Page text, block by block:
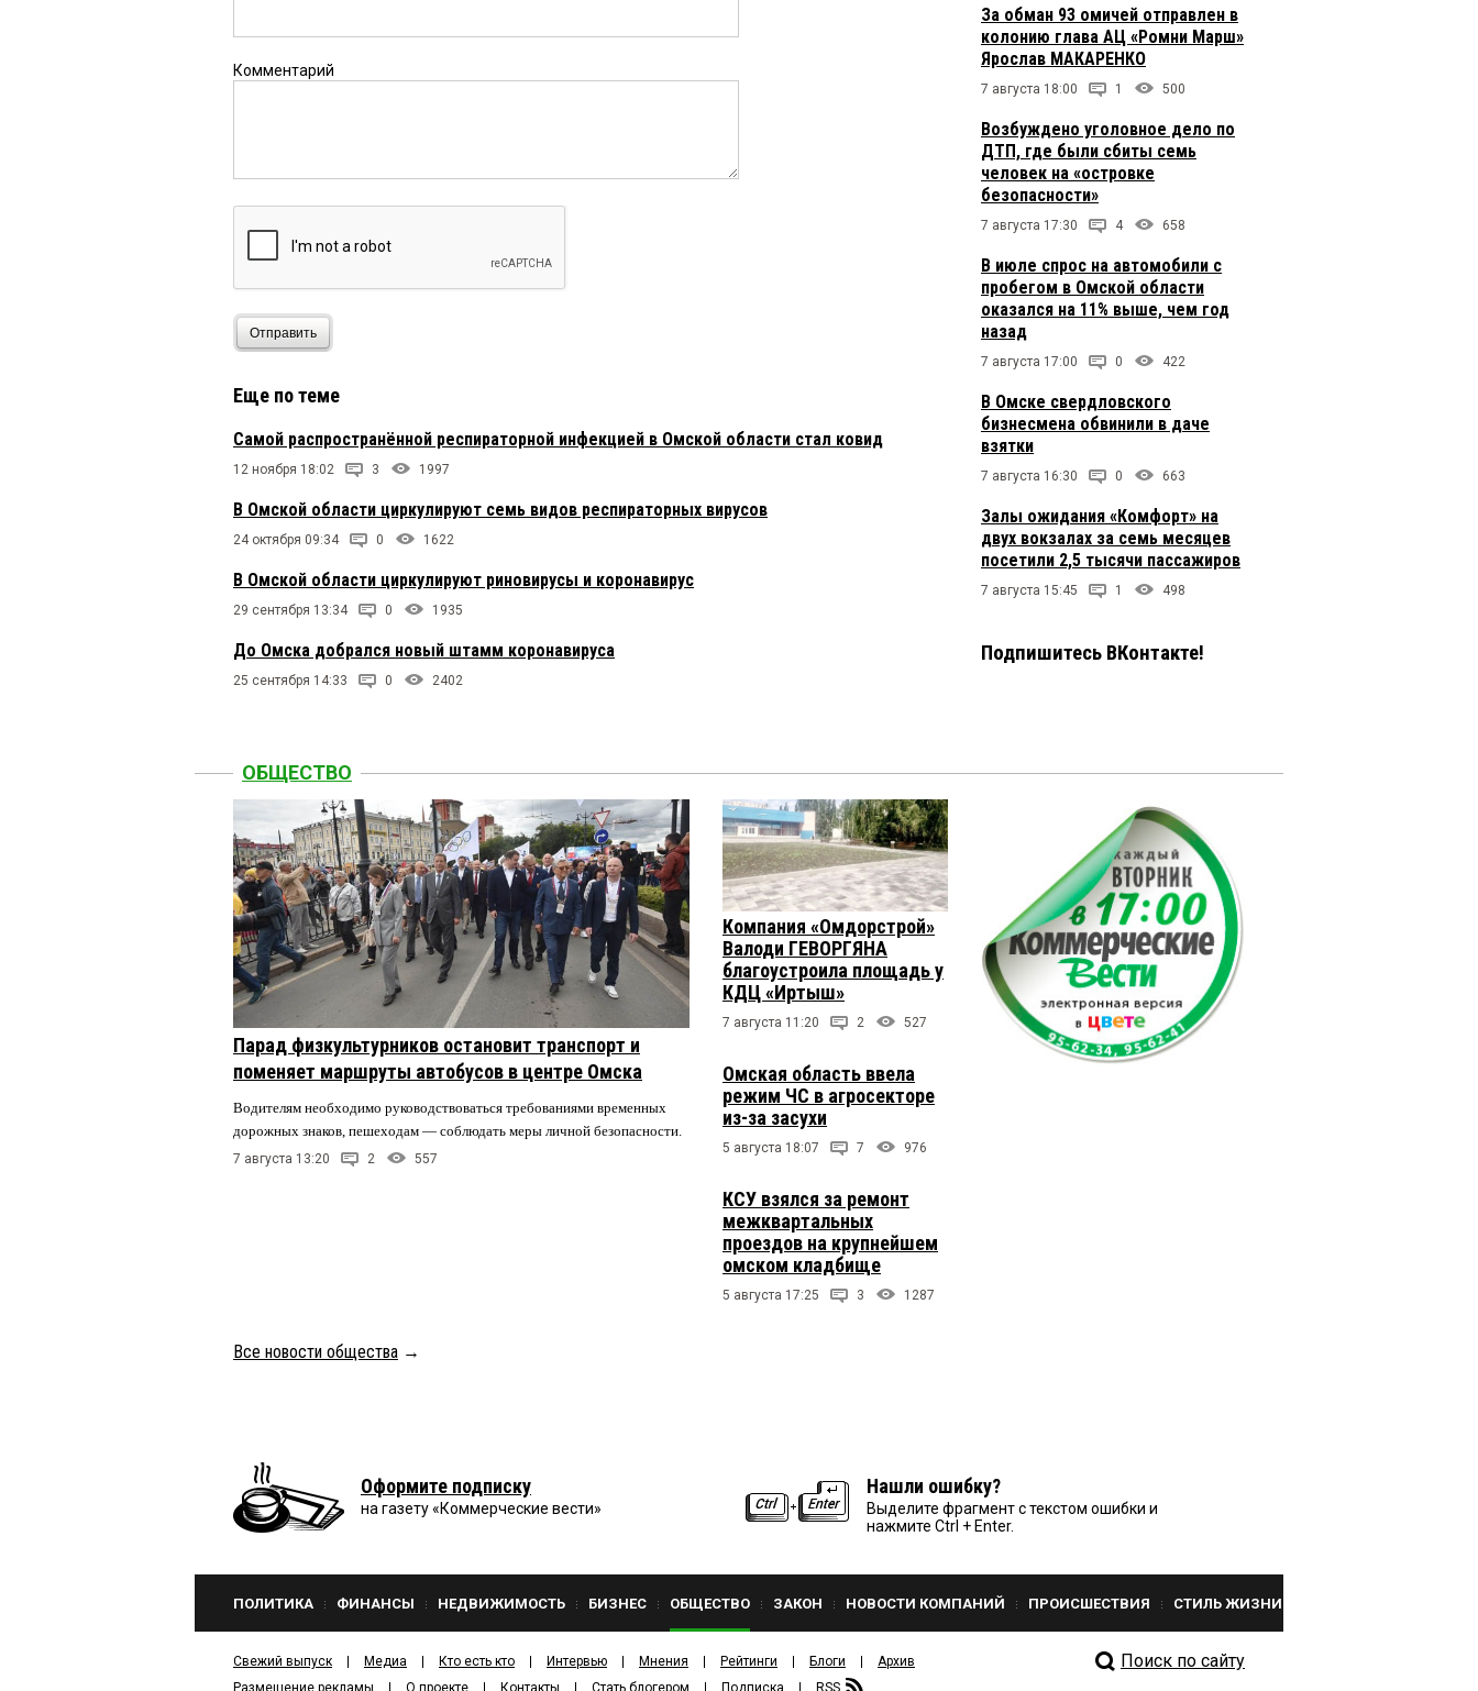
Комментарий
Отправить
Еще по теме
Самой распространённой респираторной инфекцией в Омской области стал ковид
12 ноября 18:02 3 1997
В Омской области циркулируют семь видов респираторных вирусов
24 октября 09:34 0 1622
В Омской области циркулируют риновирусы и коронавирус
29 сентября 13:34 0 1935
До Омска добрался новый штамм коронавируса
25 сентября 14:33 0 2402
За обман 93 омичей отправлен в
колонию глава АЦ «Ромни Марш»
Ярослав МАКАРЕНКО
7 августа 18:00 1 500
Возбуждено уголовное дело по
ДТП, где были сбиты семь
человек на «островке
безопасности»
7 августа 17:30 4 658
В июле спрос на автомобили с
пробегом в Омской области
оказался на 11% выше, чем год
назад
7 августа 17:00 0 422
В Омске свердловского
бизнесмена обвинили в даче
взятки
7 августа 16:30 0 663
Залы ожидания «Комфорт» на
двух вокзалах за семь месяцев
посетили 2,5 тысячи пассажиров
7 августа 15:45 1 498
Подпишитесь ВКонтакте!
ОБЩЕСТВО
Парад физкультурников остановит транспорт и
поменяет маршруты автобусов в центре Омска
Водителям необходимо руководствоваться требованиями временных
дорожных знаков, пешеходам — соблюдать меры личной безопасности.
7 августа 13:20 2 557
Компания «Омдорстрой»
Валоди ГЕВОРГЯНА
благоустроила площадь у
КДЦ «Иртыш»
7 августа 11:20 2 527
Омская область ввела
режим ЧС в агросекторе
из-за засухи
5 августа 18:07 7 976
КСУ взялся за ремонт
межквартальных
проездов на крупнейшем
омском кладбище
5 августа 17:25 3 1287
Все новости общества →
Оформите подписку
на газету «Коммерческие вести»
Нашли ошибку?
Выделите фрагмент с текстом ошибки и
нажмите Ctrl + Enter.
ПОЛИТИКА ФИНАНСЫ НЕДВИЖИМОСТЬ БИЗНЕС ОБЩЕСТВО ЗАКОН НОВОСТИ КОМПАНИЙ ПРОИСШЕСТВИЯ СТИЛЬ ЖИЗНИ
Свежий выпуск Медиа Кто есть кто Интервью Мнения Рейтинги Блоги
Архив
Поиск по сайту